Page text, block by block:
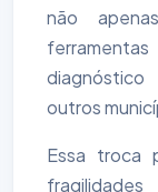
não
outros
Essa troca